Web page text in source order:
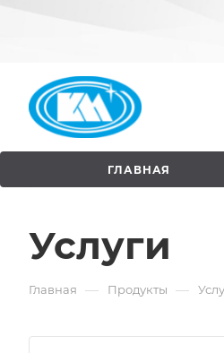
ГЛАВНАЯ
Услуги
Главная — Продукты —